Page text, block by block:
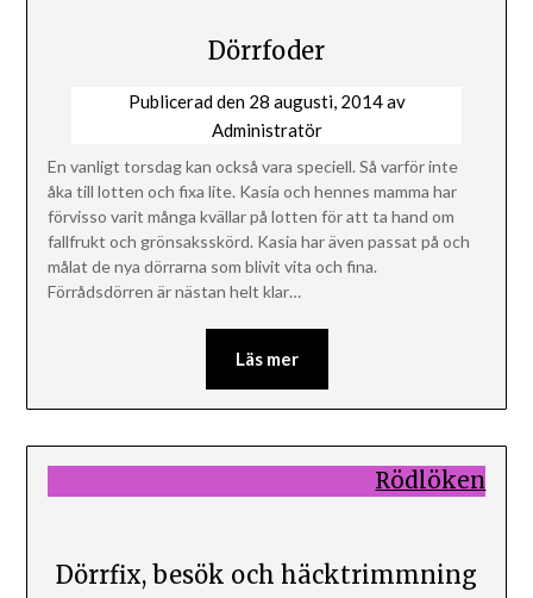
Dörrfoder
Publicerad den 28 augusti, 2014av
Administratör
En vanligt torsdag kan också vara speciell. Så varför inte
åka till lotten och fixa lite. Kasia och hennes mamma har
förvisso varit många kvällar på lotten för att ta hand om
fallfrukt och grönsaksskörd. Kasia har även passat på och
målat de nya dörrarna som blivit vita och fina.
Förrådsdörren är nästan helt klar…
Läs mer
Rödlöken
Dörrfix, besök och häcktrimmning